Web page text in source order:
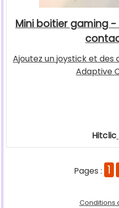
Mini boitier gaming
Ajoutez un joystick et
Adaptive
Hitclic
Pages : 1
Conditions